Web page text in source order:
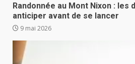
Randonnée au Mont Nixon : les
anticiper avant de se lancer
9 mai 2026